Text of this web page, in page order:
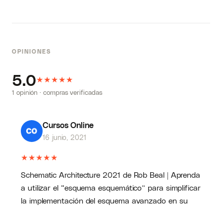
OPINIONES
5.0★★★★★
1 opinión · compras verificadas
Cursos Online
16 junio, 2021
★★★★★
Schematic Architecture 2021 de Rob Beal | Aprenda
a utilizar el “esquema esquemático” para simplificar
la implementación del esquema avanzado en su